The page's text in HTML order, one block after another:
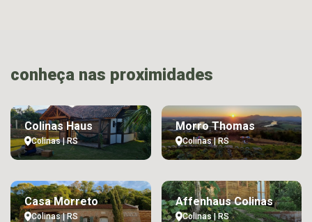
conheça nas proximidades
Colinas Haus
Colinas | RS
Morro Thomas
Colinas | RS
Casa Morreto
Colinas | RS
Affenhaus Colinas
Colinas | RS